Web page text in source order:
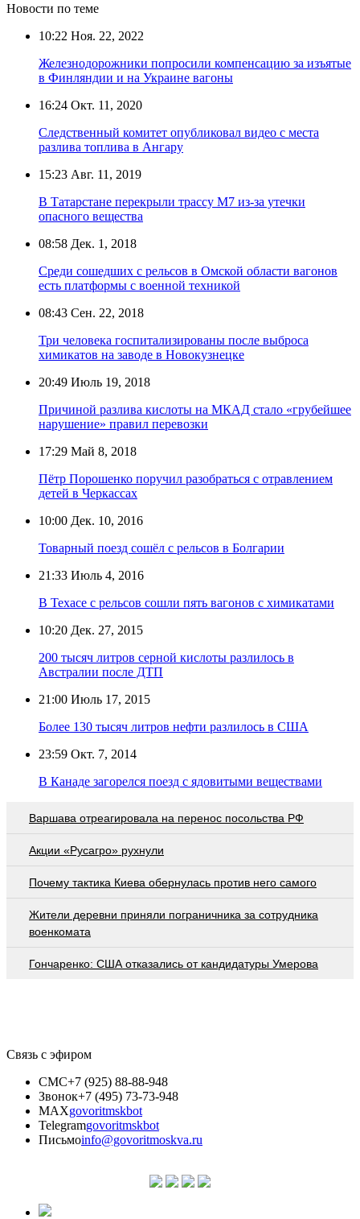
Новости по теме
10:22 Ноя. 22, 2022
Железнодорожники попросили компенсацию за изъятые
в Финляндии и на Украине вагоны
16:24 Окт. 11, 2020
Следственный комитет опубликовал видео с места
разлива топлива в Ангару
15:23 Авг. 11, 2019
В Татарстане перекрыли трассу М7 из-за утечки
опасного вещества
08:58 Дек. 1, 2018
Среди сошедших с рельсов в Омской области вагонов
есть платформы с военной техникой
08:43 Сен. 22, 2018
Три человека госпитализированы после выброса
химикатов на заводе в Новокузнецке
20:49 Июль 19, 2018
Причиной разлива кислоты на МКАД стало «грубейшее
нарушение» правил перевозки
17:29 Май 8, 2018
Пётр Порошенко поручил разобраться с отравлением
детей в Черкассах
10:00 Дек. 10, 2016
Товарный поезд сошёл с рельсов в Болгарии
21:33 Июль 4, 2016
В Техасе с рельсов сошли пять вагонов с химикатами
10:20 Дек. 27, 2015
200 тысяч литров серной кислоты разлилось в
Австралии после ДТП
21:00 Июль 17, 2015
Более 130 тысяч литров нефти разлилось в США
23:59 Окт. 7, 2014
В Канаде загорелся поезд с ядовитыми веществами
Варшава отреагировала на перенос посольства РФ
Акции «Русагро» рухнули
Почему тактика Киева обернулась против него самого
Жители деревни приняли пограничника за сотрудника
военкомата
Гончаренко: США отказались от кандидатуры Умерова
Связь с эфиром
СМС+7 (925) 88-88-948
Звонок+7 (495) 73-73-948
MAXgovoritmskbot
Telegramgovoritmskbot
Письмоinfo@govoritmoskva.ru